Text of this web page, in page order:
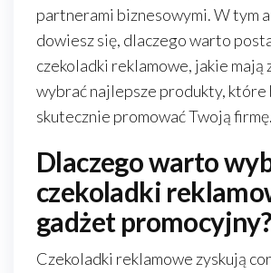
partnerami biznesowymi. W tym
dowiesz się, dlaczego warto
czekoladki reklamowe, jakie mają
wybrać najlepsze produkty, które
skutecznie promować Twoją firmę.
Dlaczego warto
czekoladki
gadżet promocyjny?
Czekoladki reklamowe zyskują